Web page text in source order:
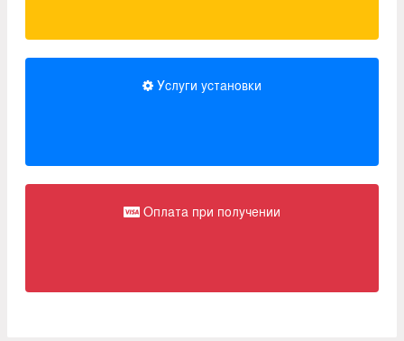
Услуги установки
Оплата при получении